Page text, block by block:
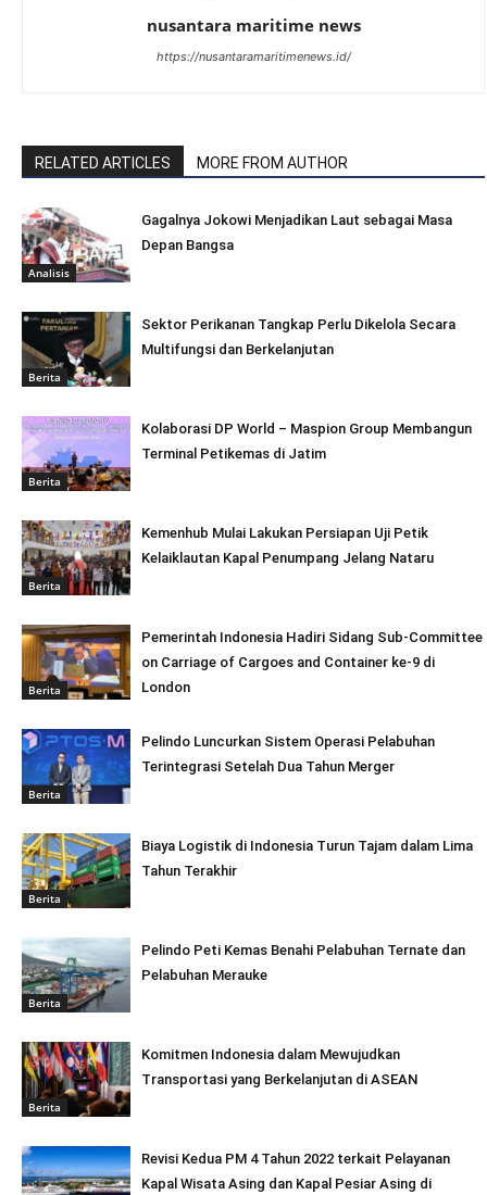
nusantara maritime news
https://nusantaramaritimenews.id/
RELATED ARTICLES MORE FROM AUTHOR
Analisis
Gagalnya Jokowi Menjadikan Laut sebagai Masa
Depan Bangsa
Berita
Sektor Perikanan Tangkap Perlu Dikelola Secara
Multifungsi dan Berkelanjutan
Berita
Kolaborasi DP World – Maspion Group Membangun
Terminal Petikemas di Jatim
Berita
Kemenhub Mulai Lakukan Persiapan Uji Petik
Kelaiklautan Kapal Penumpang Jelang Nataru
Berita
Pemerintah Indonesia Hadiri Sidang Sub-Committee
on Carriage of Cargoes and Container ke-9 di
London
Berita
Pelindo Luncurkan Sistem Operasi Pelabuhan
Terintegrasi Setelah Dua Tahun Merger
Berita
Biaya Logistik di Indonesia Turun Tajam dalam Lima
Tahun Terakhir
Berita
Pelindo Peti Kemas Benahi Pelabuhan Ternate dan
Pelabuhan Merauke
Berita
Komitmen Indonesia dalam Mewujudkan
Transportasi yang Berkelanjutan di ASEAN
Revisi Kedua PM 4 Tahun 2022 terkait Pelayanan
Kapal Wisata Asing dan Kapal Pesiar Asing di